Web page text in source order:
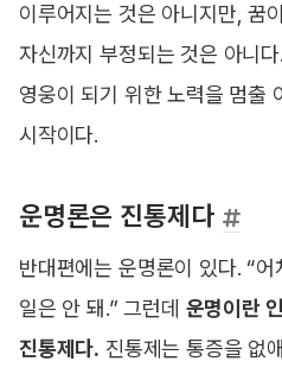
이루어지는 것은 아니지만, 꿈
자신까지 부정되는 것은 아니
영웅이 되기 위한 노력을 멈출
시작이다.
운명론은 진통제다
반대편에는 운명론이 있다. “
일은 안 돼.” 그런데 운명이란
진통제다. 진통제는 통증을 없